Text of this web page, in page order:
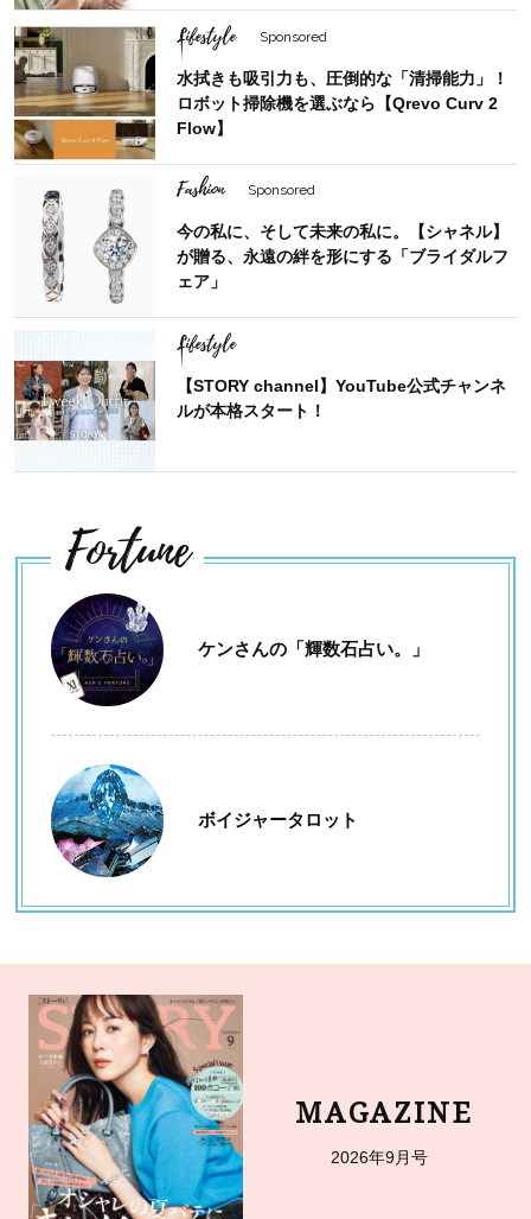
Lifestyle Sponsored
水拭きも吸引力も、圧倒的な「清掃能力」！
ロボット掃除機を選ぶなら【Qrevo Curv 2
Flow】
Fashion Sponsored
今の私に、そして未来の私に。【シャネル】
が贈る、永遠の絆を形にする「ブライダルフ
ェア」
Lifestyle
【STORY channel】YouTube公式チャンネ
ルが本格スタート！
Fortune
ケンさんの「輝数石占い。」
ボイジャータロット
MAGAZINE
2026年9月号